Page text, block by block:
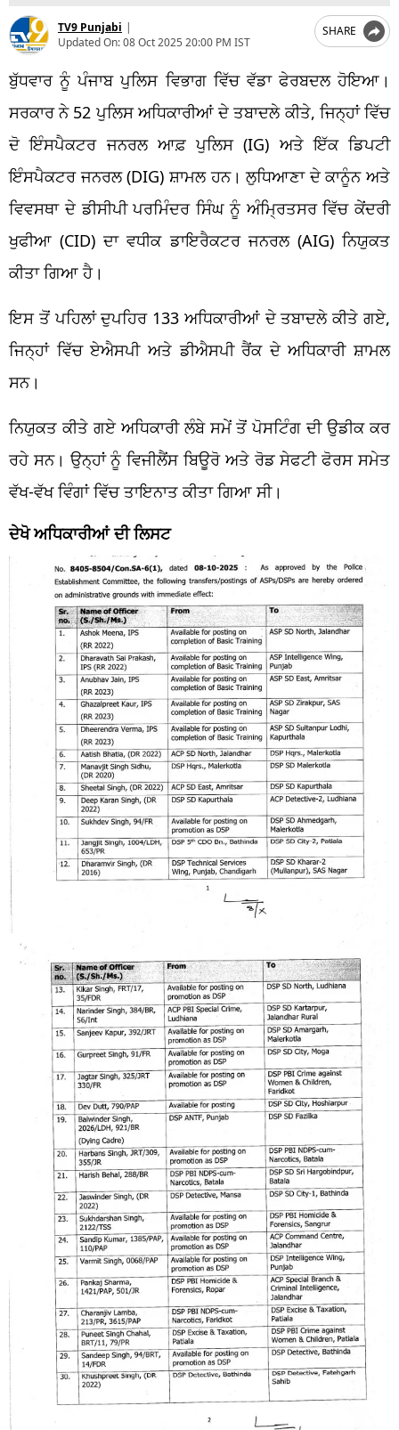
TV9 Punjabi |
Updated On:08 Oct 2025 20:00 PM IST
SHARE
ਬੁੱਧਵਾਰ ਨੂੰ ਪੰਜਾਬ ਪੁਲਿਸ ਵਿਭਾਗ ਵਿੱਚ ਵੱਡਾ ਫੇਰਬਦਲ ਹੋਇਆ।
ਸਰਕਾਰ ਨੇ 52 ਪੁਲਿਸ ਅਧਿਕਾਰੀਆਂ ਦੇ ਤਬਾਦਲੇ ਕੀਤੇ, ਜਿਨ੍ਹਾਂ ਵਿੱਚ
ਦੋ ਇੰਸਪੈਕਟਰ ਜਨਰਲ ਆਫ਼ ਪੁਲਿਸ (IG) ਅਤੇ ਇੱਕ ਡਿਪਟੀ
ਇੰਸਪੈਕਟਰ ਜਨਰਲ (DIG) ਸ਼ਾਮਲ ਹਨ। ਲੁਧਿਆਣਾ ਦੇ ਕਾਨੂੰਨ ਅਤੇ
ਵਿਵਸਥਾ ਦੇ ਡੀਸੀਪੀ ਪਰਮਿੰਦਰ ਸਿੰਘ ਨੂੰ ਅੰਮ੍ਰਿਤਸਰ ਵਿੱਚ ਕੇਂਦਰੀ
ਖੁਫੀਆ (CID) ਦਾ ਵਧੀਕ ਡਾਇਰੈਕਟਰ ਜਨਰਲ (AIG) ਨਿਯੁਕਤ
ਕੀਤਾ ਗਿਆ ਹੈ।
ਇਸ ਤੋਂ ਪਹਿਲਾਂ ਦੁਪਹਿਰ 133 ਅਧਿਕਾਰੀਆਂ ਦੇ ਤਬਾਦਲੇ ਕੀਤੇ ਗਏ,
ਜਿਨ੍ਹਾਂ ਵਿੱਚ ਏਐਸਪੀ ਅਤੇ ਡੀਐਸਪੀ ਰੈਂਕ ਦੇ ਅਧਿਕਾਰੀ ਸ਼ਾਮਲ
ਸਨ।
ਨਿਯੁਕਤ ਕੀਤੇ ਗਏ ਅਧਿਕਾਰੀ ਲੰਬੇ ਸਮੇਂ ਤੋਂ ਪੋਸਟਿੰਗ ਦੀ ਉਡੀਕ ਕਰ
ਰਹੇ ਸਨ। ਉਨ੍ਹਾਂ ਨੂੰ ਵਿਜੀਲੈਂਸ ਬਿਊਰੋ ਅਤੇ ਰੋਡ ਸੇਫਟੀ ਫੋਰਸ ਸਮੇਤ
ਵੱਖ-ਵੱਖ ਵਿੰਗਾਂ ਵਿੱਚ ਤਾਇਨਾਤ ਕੀਤਾ ਗਿਆ ਸੀ।
ਦੇਖੋ ਅਧਿਕਾਰੀਆਂ ਦੀ ਲਿਸਟ